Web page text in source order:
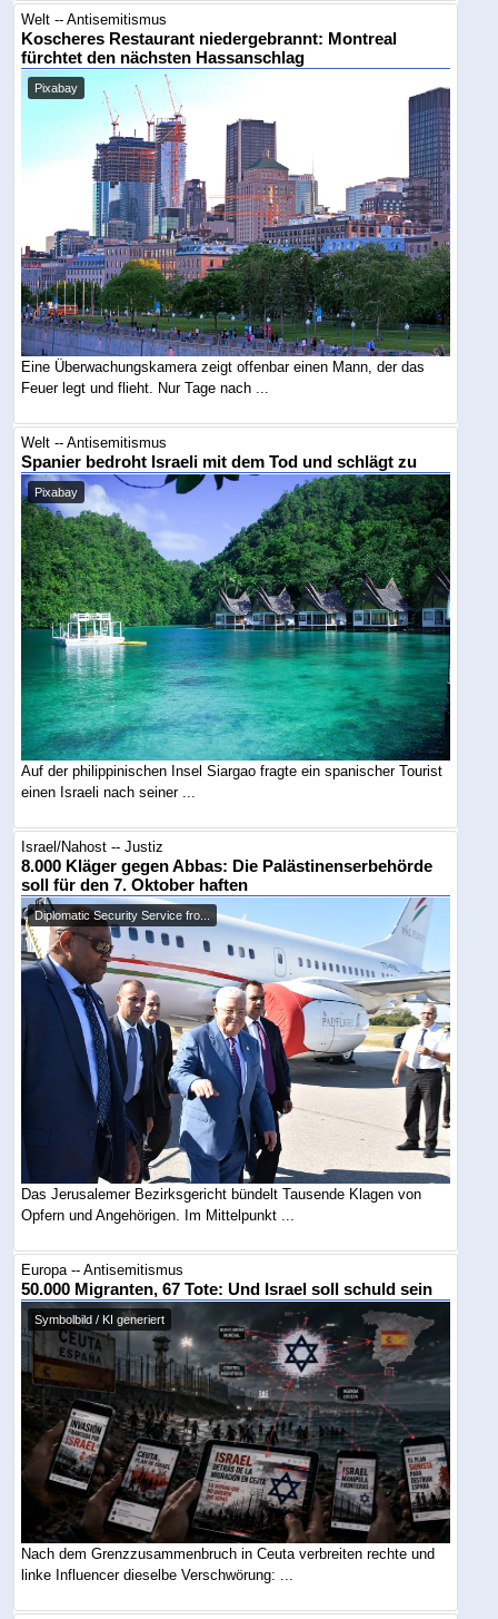
Welt -- Antisemitismus
Koscheres Restaurant niedergebrannt: Montreal
fürchtet den nächsten Hassanschlag
Pixabay
Eine Überwachungskamera zeigt offenbar einen Mann, der das
Feuer legt und flieht. Nur Tage nach ...
Welt -- Antisemitismus
Spanier bedroht Israeli mit dem Tod und schlägt zu
Pixabay
Auf der philippinischen Insel Siargao fragte ein spanischer Tourist
einen Israeli nach seiner ...
Israel/Nahost -- Justiz
8.000 Kläger gegen Abbas: Die Palästinenserbehörde
soll für den 7. Oktober haften
Diplomatic Security Service fro...
Das Jerusalemer Bezirksgericht bündelt Tausende Klagen von
Opfern und Angehörigen. Im Mittelpunkt ...
Europa -- Antisemitismus
50.000 Migranten, 67 Tote: Und Israel soll schuld sein
Symbolbild / KI generiert
Nach dem Grenzzusammenbruch in Ceuta verbreiten rechte und
linke Influencer dieselbe Verschwörung: ...